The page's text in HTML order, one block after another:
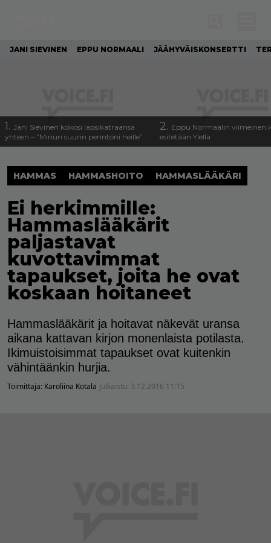
JANI SIEVINEN EPPU NORMAALI JÄÄHYVÄISKONSERTTI
1. Jani Sievinen kokosi lapsikatraansa
yhteen – ”Minun suurin perintöni heille”
2. Eppu Normaalin viimeinen
esitetään Ylellä
HAMMAS HAMMASHOITO HAMMASLÄÄKÄRI
Ei herkimmille:
Hammaslääkärit
paljastavat
kuvottavimmat
tapaukset, joita he ovat
koskaan hoitaneet
Hammaslääkärit ja hoitavat näkevät uransa
aikana kattavan kirjon monenlaista potilasta.
Ikimuistoisimmat tapaukset ovat kuitenkin
vähintäänkin hurjia.
Toimittaja: Karoliina Kotala Julkaistu: 3.12.2016 11:15